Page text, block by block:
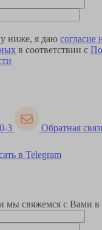
ниже, я даю согласие
в соответствии с
3 Обратная
в Telegram
мы свяжемся с Вами